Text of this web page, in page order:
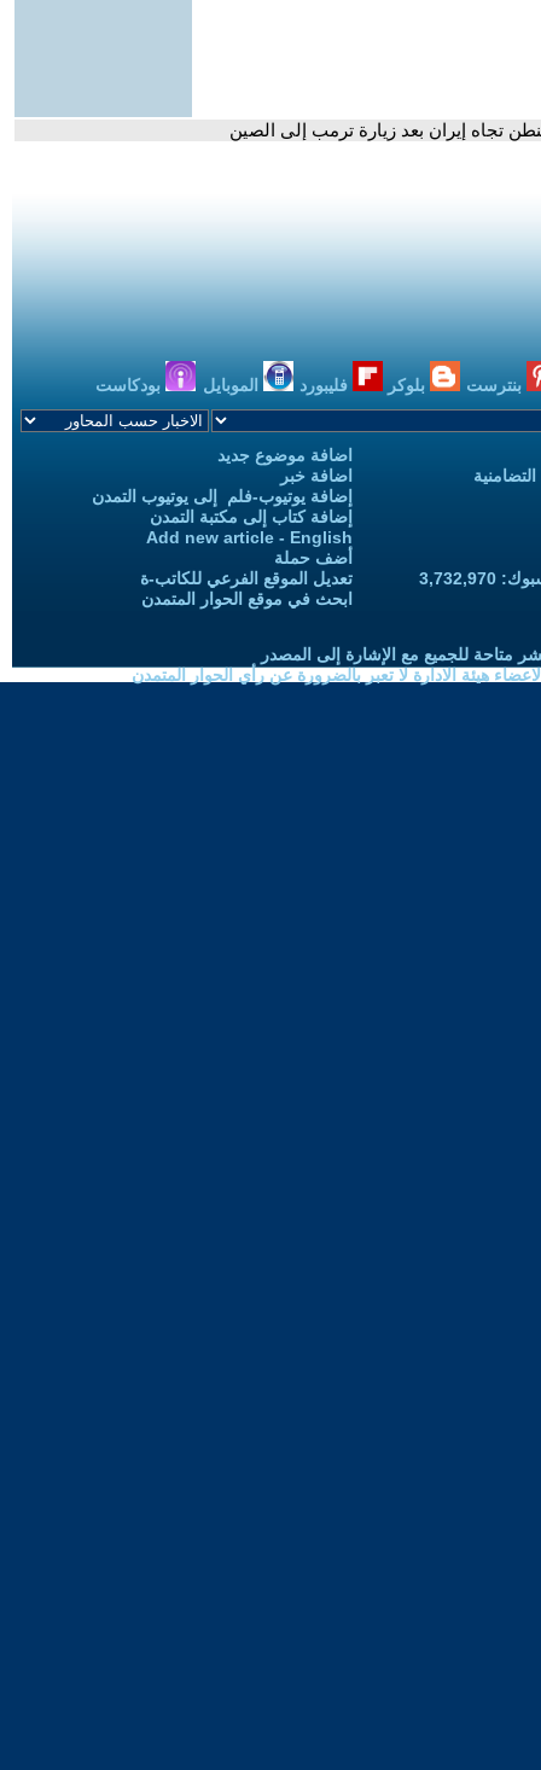
تجاه إيران بعد زيارة ترمب إلى الصين
بنترست بلوكر فليبورد الموبايل بودكاست
اضافة موضوع جديد
اضافة خبر
إضافة يوتيوب-فلم إلى يوتيوب التمدن
إضافة كتاب إلى مكتبة التمدن
Add new article - English
أضف حملة
تعديل الموقع الفرعي للكاتب-ة
ابحث في موقع الحوار المتمدن
متاحة للجميع مع الإشارة إلى المصدر
هيئة الادارة لا تعبر بالضرورة عن رأي الحوار المتمدن